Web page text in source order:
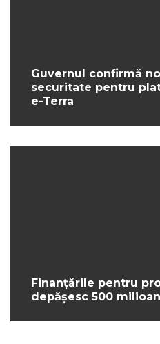
Guvernul confirmă
securitate pentru
e-Terra
Finanțările pentru
depășesc 500